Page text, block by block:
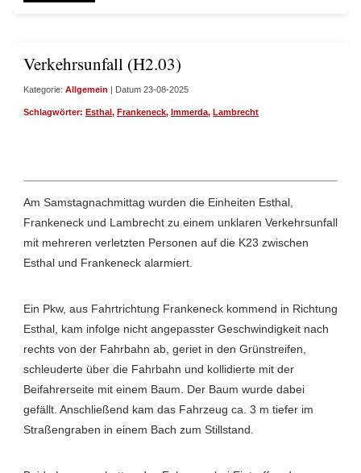
Verkehrsunfall (H2.03)
Kategorie: Allgemein | Datum 23-08-2025
Schlagwörter: Esthal, Frankeneck, Immerda, Lambrecht
Am Samstagnachmittag wurden die Einheiten Esthal,
Frankeneck und Lambrecht zu einem unklaren Verkehrsunfall
mit mehreren verletzten Personen auf die K23 zwischen
Esthal und Frankeneck alarmiert.
Ein Pkw, aus Fahrtrichtung Frankeneck kommend in Richtung
Esthal, kam infolge nicht angepasster Geschwindigkeit nach
rechts von der Fahrbahn ab, geriet in den Grünstreifen,
schleuderte über die Fahrbahn und kollidierte mit der
Beifahrerseite mit einem Baum. Der Baum wurde dabei
gefällt. Anschließend kam das Fahrzeug ca. 3 m tiefer im
Straßengraben in einem Bach zum Stillstand.